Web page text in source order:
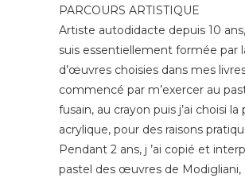
PARCOURS ARTISTIQUE
Artiste autodidacte depuis 10
suis essentiellement formée par
d’œuvres choisies dans mes livres
commencé par m’exercer au
fusain, au crayon puis j’ai choisi
acrylique, pour des raisons
Pendant 2 ans, j ’ai copié et
pastel des œuvres de Modigliani,